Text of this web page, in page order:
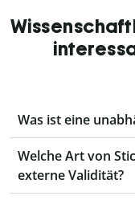
Was ist eine
Welche Art von
externe Validität?